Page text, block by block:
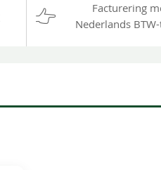
Facturering
Nederlands